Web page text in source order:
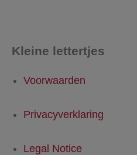
Kleine lettertjes
Voorwaarden
Privacyverklaring
Legal Notice